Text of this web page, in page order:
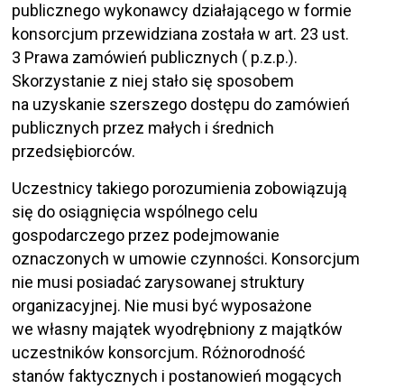
publicznego wykonawcy działającego w formie
konsorcjum przewidziana została w art. 23 ust.
3 Prawa zamówień publicznych ( p.z.p.).
Skorzystanie z niej stało się sposobem
na uzyskanie szerszego dostępu do zamówień
publicznych przez małych i średnich
przedsiębiorców.
Uczestnicy takiego porozumienia zobowiązują
się do osiągnięcia wspólnego celu
gospodarczego przez podejmowanie
oznaczonych w umowie czynności. Konsorcjum
nie musi posiadać zarysowanej struktury
organizacyjnej. Nie musi być wyposażone
we własny majątek wyodrębniony z majątków
uczestników konsorcjum. Różnorodność
stanów faktycznych i postanowień mogących